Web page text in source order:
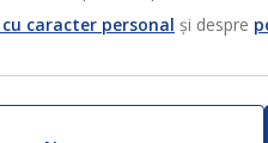
caracter personal și despre